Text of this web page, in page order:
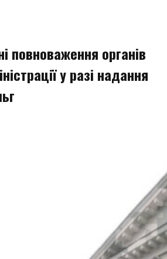
повноваження органів
у разі надання